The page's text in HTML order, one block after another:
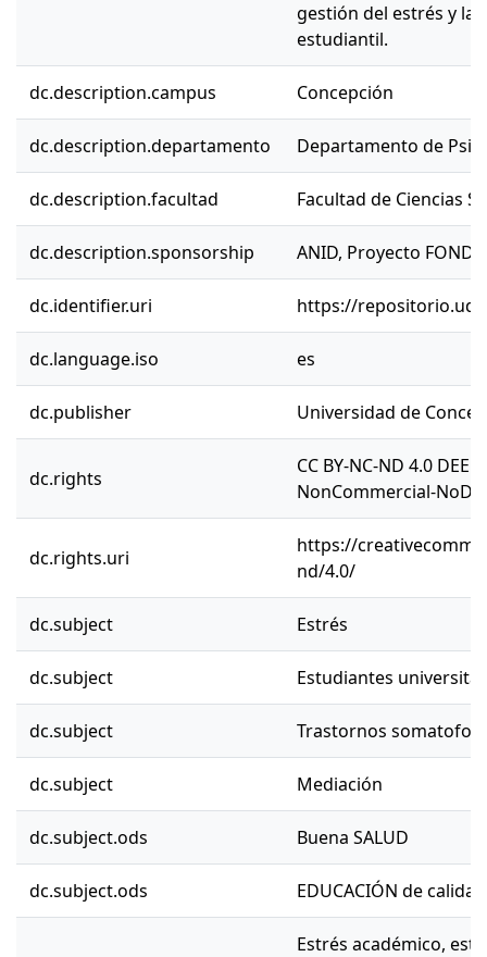
gestión del estrés y la
estudiantil.
dc.description.campus Concepción
dc.description.departamento Departamento de
dc.description.facultad Facultad de Ciencias
dc.description.sponsorship ANID, Proyecto
dc.identifier.uri https://
dc.language.iso es
dc.publisher Universidad de
dc.rights
CC BY-NC-ND 4.0
NonCommercial-
dc.rights.uri
https://
nd/4.0/
dc.subject Estrés
dc.subject Estudiantes
dc.subject Trastornos
dc.subject Mediación
dc.subject.ods Buena SALUD
dc.subject.ods EDUCACIÓN de calidad
Estrés académico,